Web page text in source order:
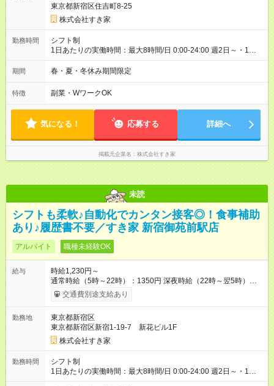
ただきます。 研修制度あり：15時間(研修中も同時給）
東京都新宿区住吉町8-25
株式会社すき家
勤務時間
シフト制
1日あたりの実働時間：最大8時間/日 0:00-24:00 週2日～・1日
2h～OK ＜シフト例＞ 〇朝帯 5:00-9:00 〇昼帯 9:00-14:00 〇午
後帯 14:00-18:00 〇夜帯 18:00-22:00 〇深夜帯 22:00-翌5:00 基
ます♪
期間 春・夏・冬休み期間限定
特徴 副業・WワークOK
気になる！ 応募する 詳細へ
掲載元企業名 株式会社すき家
未読
シフトも柔軟♪自動化でカンタン接客◎！食事補助
あり♪履歴書不要／すき家 新宿御苑前駅店
アルバイト 職種未経験OK
給与
時給1,230円～
通常時給（5時～22時）：1350円 深夜時給（22時～翌5時）：
1688円 高校生時給：1230円 【特別手当】早朝手当（5：00-9：
00）時給+150円 【試用期間】試用期間あり 試用期間の長さ：1
30日（※条件変更なし）ですが、切り上げで一ヶ月とさせてい
ただきます。 研修制度あり：15時間(研修中も同時給）
交通費別途支給あり
勤務地
東京都新宿区
東京都新宿区新宿1-19-7 新花ビル1F
株式会社すき家
勤務時間
シフト制
1日あたりの実働時間：最大8時間/日 0:00-24:00 週2日～・1日
2h～OK ＜シフト例＞ 〇朝帯 5:00-9:00 〇昼帯 9:00-14:00 〇午